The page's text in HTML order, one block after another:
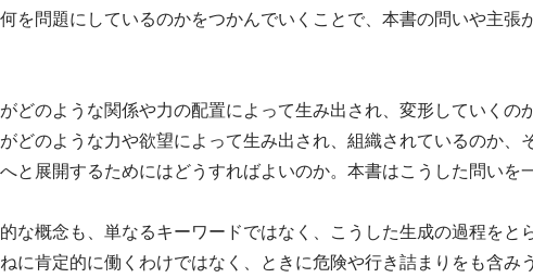
を問題にしているのかをつかんでいくことで、本書の問いや主張
どのような関係や力の配置によって生み出され、変形していく
どのような力や欲望によって生み出され、組織されているのか、
と展開するためにはどうすればよいのか。本書はこうした問いを
な概念も、単なるキーワードではなく、こうした生成の過程をと
に肯定的に働くわけではなく、ときに危険や行き詰まりをも含み